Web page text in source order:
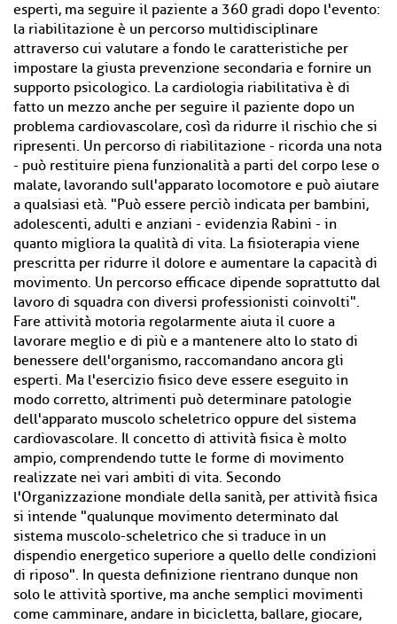
esperti, ma seguire il paziente a 360 gradi dopo l'evento:
la riabilitazione è un percorso multidisciplinare
attraverso cui valutare a fondo le caratteristiche per
impostare la giusta prevenzione secondaria e fornire un
supporto psicologico. La cardiologia riabilitativa è di
fatto un mezzo anche per seguire il paziente dopo un
problema cardiovascolare, così da ridurre il rischio che si
ripresenti. Un percorso di riabilitazione - ricorda una nota
- può restituire piena funzionalità a parti del corpo lese o
malate, lavorando sull'apparato locomotore e può aiutare
a qualsiasi età. "Può essere perciò indicata per bambini,
adolescenti, adulti e anziani - evidenzia Rabini - in
quanto migliora la qualità di vita. La fisioterapia viene
prescritta per ridurre il dolore e aumentare la capacità di
movimento. Un percorso efficace dipende soprattutto dal
lavoro di squadra con diversi professionisti coinvolti".
Fare attività motoria regolarmente aiuta il cuore a
lavorare meglio e di più e a mantenere alto lo stato di
benessere dell'organismo, raccomandano ancora gli
esperti. Ma l'esercizio fisico deve essere eseguito in
modo corretto, altrimenti può determinare patologie
dell'apparato muscolo scheletrico oppure del sistema
cardiovascolare. Il concetto di attività fisica è molto
ampio, comprendendo tutte le forme di movimento
realizzate nei vari ambiti di vita. Secondo
l'Organizzazione mondiale della sanità, per attività fisica
si intende "qualunque movimento determinato dal
sistema muscolo-scheletrico che si traduce in un
dispendio energetico superiore a quello delle condizioni
di riposo". In questa definizione rientrano dunque non
solo le attività sportive, ma anche semplici movimenti
come camminare, andare in bicicletta, ballare, giocare,